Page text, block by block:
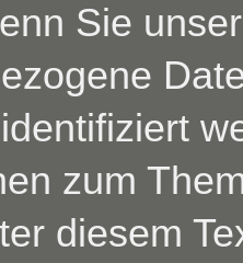
Sie
zum
diesem